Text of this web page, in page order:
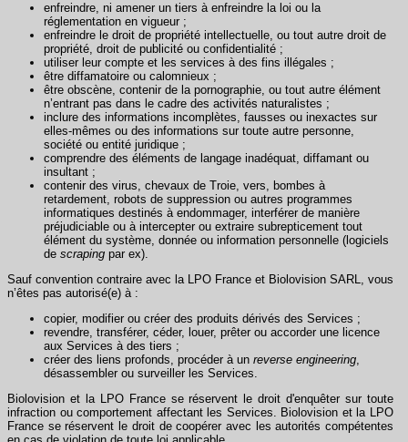
enfreindre, ni amener un tiers à enfreindre la loi ou la
réglementation en vigueur ;
enfreindre le droit de propriété intellectuelle, ou tout autre droit de
propriété, droit de publicité ou confidentialité ;
utiliser leur compte et les services à des fins illégales ;
être diffamatoire ou calomnieux ;
être obscène, contenir de la pornographie, ou tout autre élément
n’entrant pas dans le cadre des activités naturalistes ;
inclure des informations incomplètes, fausses ou inexactes sur
elles-mêmes ou des informations sur toute autre personne,
société ou entité juridique ;
comprendre des éléments de langage inadéquat, diffamant ou
insultant ;
contenir des virus, chevaux de Troie, vers, bombes à
retardement, robots de suppression ou autres programmes
informatiques destinés à endommager, interférer de manière
préjudiciable ou à intercepter ou extraire subrepticement tout
élément du système, donnée ou information personnelle (logiciels
de scraping par ex).
Sauf convention contraire avec la LPO France et Biolovision SARL, vous
n’êtes pas autorisé(e) à :
copier, modifier ou créer des produits dérivés des Services ;
revendre, transférer, céder, louer, prêter ou accorder une licence
aux Services à des tiers ;
créer des liens profonds, procéder à un reverse engineering
désassembler ou surveiller les Services.
Biolovision et la LPO France se réservent le droit d'enquêter sur toute
infraction ou comportement affectant les Services. Biolovision et la LPO
France se réservent le droit de coopérer avec les autorités compétentes
en cas de violation de toute loi applicable.